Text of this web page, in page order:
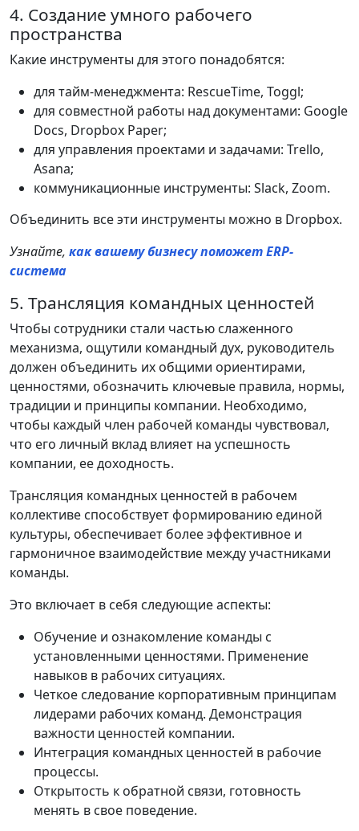
4. Создание умного рабочего
пространства
Какие инструменты для этого понадобятся:
для тайм-менеджмента: RescueTime, Toggl;
для совместной работы над документами: Google
Docs, Dropbox Paper;
для управления проектами и задачами: Trello,
Asana;
коммуникационные инструменты: Slack, Zoom.
Объединить все эти инструменты можно в Dropbox.
Узнайте, как вашему бизнесу поможетERP-
система
5. Трансляция командных ценностей
Чтобы сотрудники стали частью слаженного
механизма, ощутили командный дух, руководитель
должен объединить их общими ориентирами,
ценностями, обозначить ключевые правила, нормы,
традиции и принципы компании. Необходимо,
чтобы каждый член рабочей команды чувствовал,
что его личный вклад влияет на успешность
компании, ее доходность.
Трансляция командных ценностей в рабочем
коллективе способствует формированию единой
культуры, обеспечивает более эффективное и
гармоничное взаимодействие между участниками
команды.
Это включает в себя следующие аспекты:
Обучение и ознакомление команды с
установленными ценностями. Применение
навыков в рабочих ситуациях.
Четкое следование корпоративным принципам
лидерами рабочих команд. Демонстрация
важности ценностей компании.
Интеграция командных ценностей в рабочие
процессы.
Открытость к обратной связи, готовность
менять в свое поведение.